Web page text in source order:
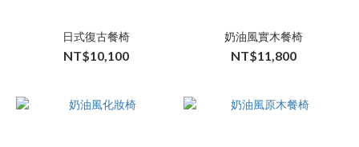
日式復古餐椅
NT$10,100
奶油風實木餐椅
NT$11,800